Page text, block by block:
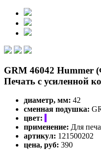
GRM 46042 Hummer
Печать с усиленной
диаметр, мм: 42
сменная подушка:
цвет:
применение: Для
артикул: 121500202
цена, руб: 390